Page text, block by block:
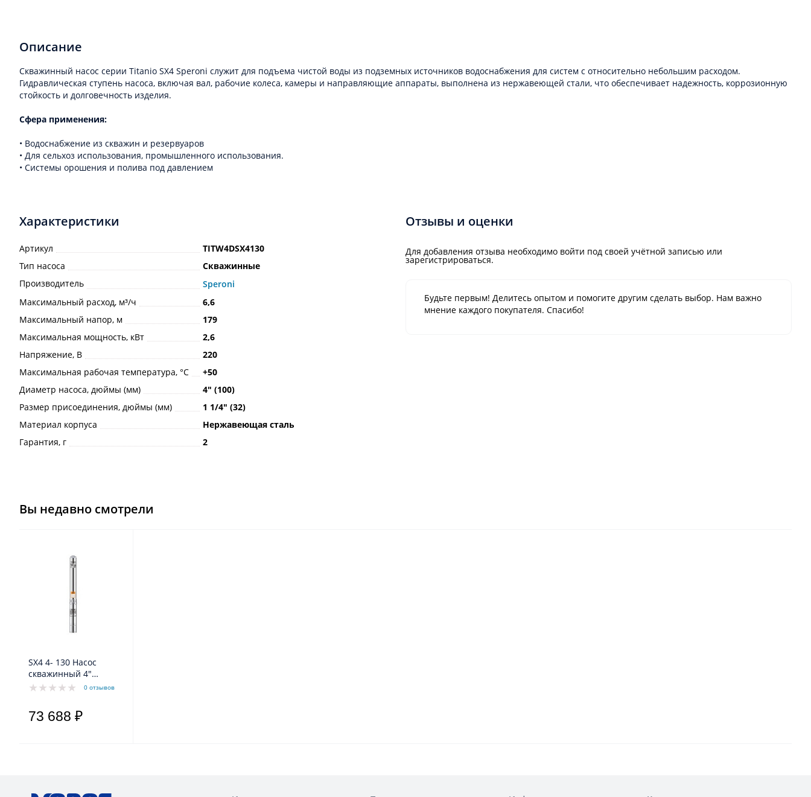
Описание
Скважинный насос серии Titanio SX4 Speroni служит для подъема чистой воды из подземных источников водоснабжения для систем с относительно небольшим расходом.
Гидравлическая ступень насоса, включая вал, рабочие колеса, камеры и направляющие аппараты, выполнена из нержавеющей стали, что обеспечивает надежность, коррозионную
стойкость и долговечность изделия.
Сфера применения:
• Водоснабжение из скважин и резервуаров
• Для сельхоз использования, промышленного использования.
• Системы орошения и полива под давлением
Характеристики
Артикул
TITW4DSX4130
Тип насоса
Скважинные
Производитель
Speroni
Максимальный расход, м³/ч
6,6
Максимальный напор, м
179
Максимальная мощность, кВт
2,6
Напряжение, В
220
Максимальная рабочая температура, °С
+50
Диаметр насоса, дюймы (мм)
4ʺ (100)
Размер присоединения, дюймы (мм)
1 1/4ʺ (32)
Материал корпуса
Нержавеющая сталь
Гарантия, г
2
Отзывы и оценки
Для добавления отзыва необходимо войти под своей учётной записью или
зарегистрироваться.
Будьте первым! Делитесь опытом и помогите другим сделать выбор. Нам важно
мнение каждого покупателя. Спасибо!
Вы недавно смотрели
SX4 4- 130 Насос
скважинный 4"
TITANIO, тм SPERONI ,
0 отзывов
73 688 ₽